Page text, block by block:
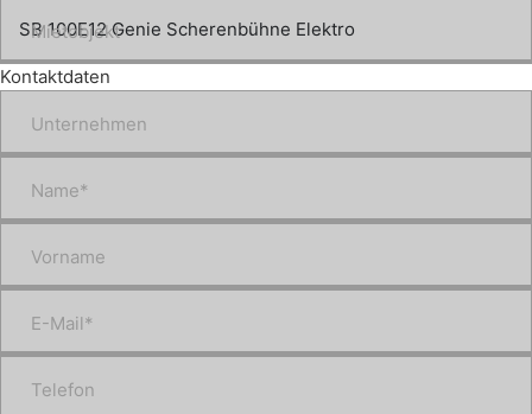
Mietobjekt
Kontaktdaten
Unternehmen
Name*
Vorname
E-Mail*
Telefon